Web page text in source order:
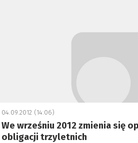
04.09.2012 (14:06)
We wrześniu 2012 zmienia się
obligacji trzyletnich